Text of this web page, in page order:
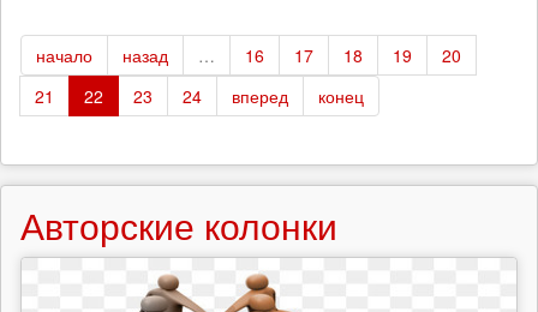
задержание
участников
Беспартшколы
начало назад … 16 17 18 19
20
21
22 23 24 вперед конец
Авторские колонки